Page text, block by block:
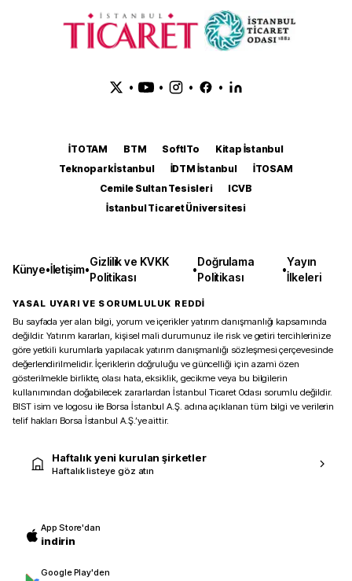
• • • •
İTOTAM BTM SoftITo
Kitap İstanbul
Teknopark İstanbul
İDTM İstanbul
İTOSAM
Cemile Sultan Tesisleri
ICVB
İstanbul Ticaret Üniversitesi
Künye•İletişim•
Gizlilik ve KVKK
Politikası
•
Doğrulama
Politikası
•
Yayın
İlkeleri
YASAL UYARI VE SORUMLULUK REDDİ
Bu sayfada yer alan bilgi, yorum ve içerikler yatırım danışmanlığı kapsamında
değildir. Yatırım kararları, kişisel mali durumunuz ile risk ve getiri tercihlerinize
göre yetkili kurumlarla yapılacak yatırım danışmanlığı sözleşmesi çerçevesinde
değerlendirilmelidir. İçeriklerin doğruluğu ve güncelliği için azami özen
gösterilmekle birlikte, olası hata, eksiklik, gecikme veya bu bilgilerin
kullanımından doğabilecek zararlardan İstanbul Ticaret Odası sorumlu değildir.
BIST isim ve logosu ile Borsa İstanbul A.Ş. adına açıklanan tüm bilgi ve verilerin
telif hakları Borsa İstanbul A.Ş.’ye aittir.
Haftalık yeni kurulan şirketler
Haftalık listeye göz atın
App Store'dan
indirin
Google Play'den